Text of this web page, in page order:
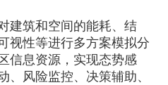
筑和空间的能耗、结
视性等进行多方案模拟分
信息资源，实现态势感
、风险监控、决策辅助、